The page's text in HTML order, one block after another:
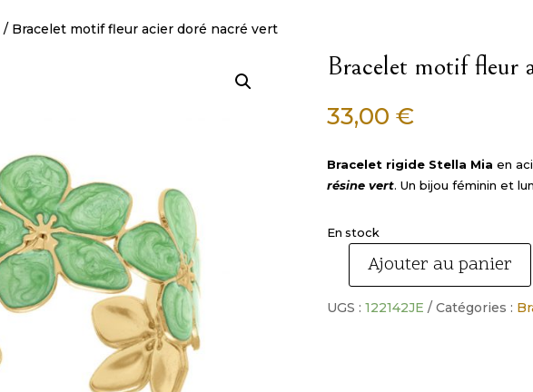
/ Bracelet motif fleur acier doré nacré vert
Bracelet motif fleur
33,00 €
Bracelet rigide Stella Mia en
résine vert. Un bijou féminin et
En stock
quantité
Bracelet
Ajouter au panier
UGS : 122142JE Catégories :